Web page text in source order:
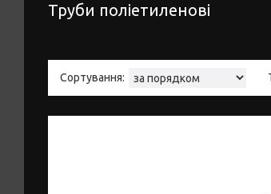
Труби поліетиленові